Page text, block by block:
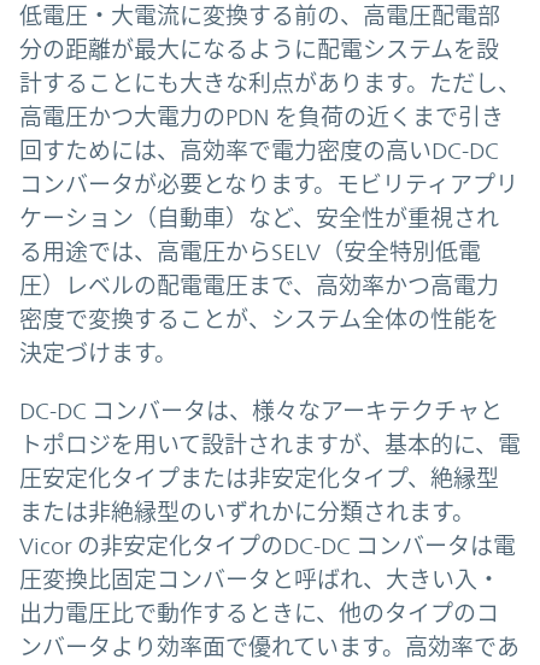
低電圧・大電流に変換する前の、高電圧配電部
分の距離が最大になるように配電システムを設
計することにも大きな利点があります。ただし、
高電圧かつ大電力のPDN を負荷の近くまで引き
回すためには、高効率で電力密度の高いDC-DC
コンバータが必要となります。モビリティアプリ
ケーション（自動車）など、安全性が重視され
る用途では、高電圧からSELV（安全特別低電
圧）レベルの配電電圧まで、高効率かつ高電力
密度で変換することが、システム全体の性能を
決定づけます。
DC-DC コンバータは、様々なアーキテクチャと
トポロジを用いて設計されますが、基本的に、電
圧安定化タイプまたは非安定化タイプ、絶縁型
または非絶縁型のいずれかに分類されます。
Vicor の非安定化タイプのDC-DC コンバータは電
圧変換比固定コンバータと呼ばれ、大きい入・
出力電圧比で動作するときに、他のタイプのコ
ンバータより効率面で優れています。高効率であ